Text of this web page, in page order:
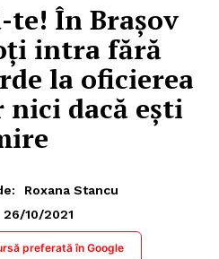
te! În Brașov
intra fără
la oficierea
dacă ești
Roxana Stancu
26/10/2021
preferată în Google